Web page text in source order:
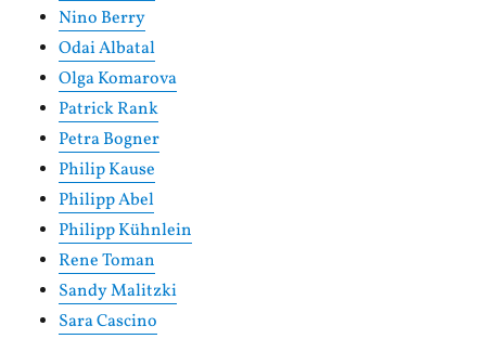
Nino Berry
Odai Albatal
Olga Komarova
Patrick Rank
Petra Bogner
Philip Kause
Philipp Abel
Philipp Kühnlein
Rene Toman
Sandy Malitzki
Sara Cascino